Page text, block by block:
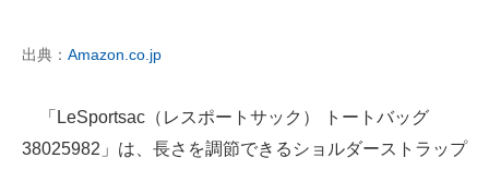
出典： Amazon.co.jp
「LeSportsac（レスポートサック） トートバッグ
38025982」は、長さを調節できるショルダーストラップ